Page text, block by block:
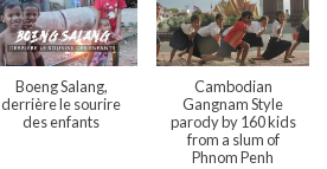
Boeng Salang,
derrière le sourire
des enfants
Cambodian
Gangnam Style
parody by 160 kids
from a slum of
Phnom Penh